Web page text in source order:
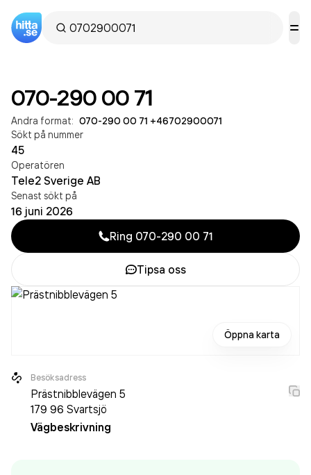
070-290 00 71
Andra format: 070-290 00 71 +46702900071
Sökt på nummer
45
Operatören
Tele2 Sverige AB
Senast sökt på
16 juni 2026
Ring 070-290 00 71
Tipsa oss
Öppna karta
Besöksadress
Prästnibblevägen 5
179 96 Svartsjö
Vägbeskrivning